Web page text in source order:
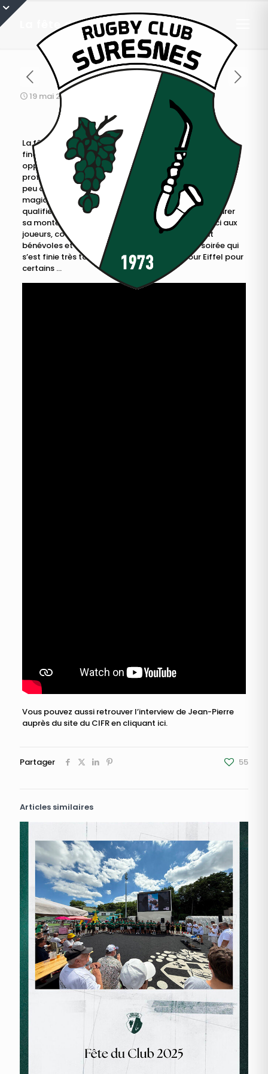
La fête du RCS vue d’en-haut
19 mai 2017
La fête du RCS vue d’en-haut : à l’occasion du 8e de
finale retour du championnat de France de Fédérale 2
opposant le RC Suresnes à Saint Denis, le club en a
profité pour organiser sa fête annuelle. En prenant un
peu de hauteur, revivez un peu de cette après-midi
magique qui a vu le RC Suresnes l’emporter, et se
qualifier ainsi pour les 1/4 de finale, mais aussi assurer
sa montée en Fédérale 1 la saison prochaine. Merci aux
joueurs, coachs, dirigeants, mais aussi et surtout
bénévoles et supporter pour cette journée et soirée qui
s’est finie très tôt le lendemain, face à la tour Eiffel pour
certains …
Vous pouvez aussi retrouver l’interview de Jean-Pierre
auprès du site du CIFR en cliquant ici.
Partager 55
Articles similaires